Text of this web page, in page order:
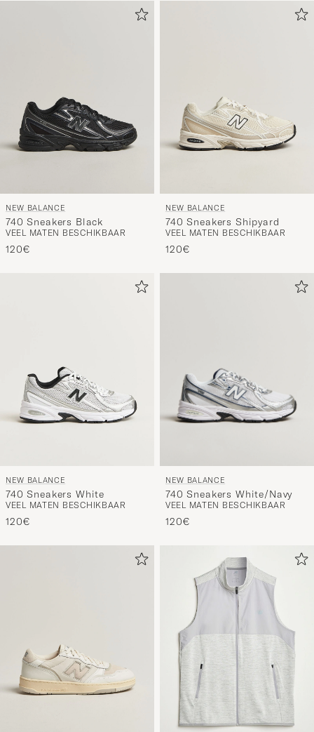
NEW BALANCE
740 Sneakers Black
VEEL MATEN BESCHIKBAAR
120€
NEW BALANCE
740 Sneakers Shipyard
VEEL MATEN BESCHIKBAAR
120€
NEW BALANCE
740 Sneakers White
VEEL MATEN BESCHIKBAAR
120€
NEW BALANCE
740 Sneakers White/Navy
VEEL MATEN BESCHIKBAAR
120€